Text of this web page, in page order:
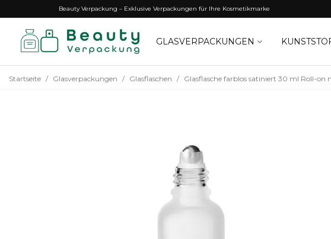
Beauty Verpackung – Exklusive Verpackungen für Ihre Kosmetikmarke
GLASVERPACKUNGEN
Startseite / Glasverpackungen / Glasflaschen / Glasflasche farblos satiniert 30 ml Roll-on